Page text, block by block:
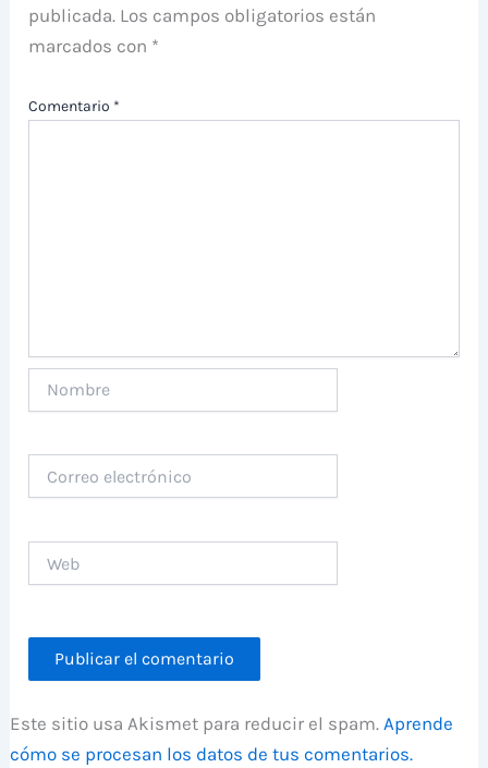
publicada. Los campos obligatorios están
marcados con *
Comentario *
electrónico
Este sitio usa Akismet para reducir el spam.Aprende
cómo se procesan los datos de tus comentarios.